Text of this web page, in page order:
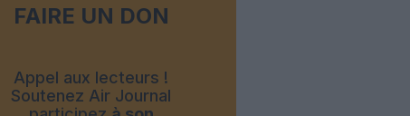
FAIRE UN DON
Appel aux lecteurs !
Soutenez Air Journal